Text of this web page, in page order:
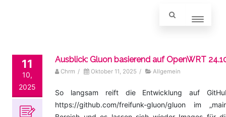
11
10,
2025
Ausblick: Gluon basierend auf OpenWRT
Chrm / Oktober 11, 2025 / Allgemein
So langsam reift die Entwicklung auf
https://github.com/freifunk-gluon/gluon im